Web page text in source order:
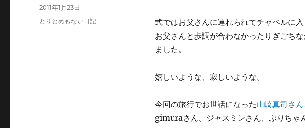
式ではお父さんに連れられてチャペルに
お父さんと歩調が合わなかったりぎごち
ました。
嬉しいような、寂しいような。
今回の旅行でお世話になった山崎真司さん
gimuraさん、ジャスミンさん、ぷりちゃ
投
2011年1月23日
カ
とりとめもない日記